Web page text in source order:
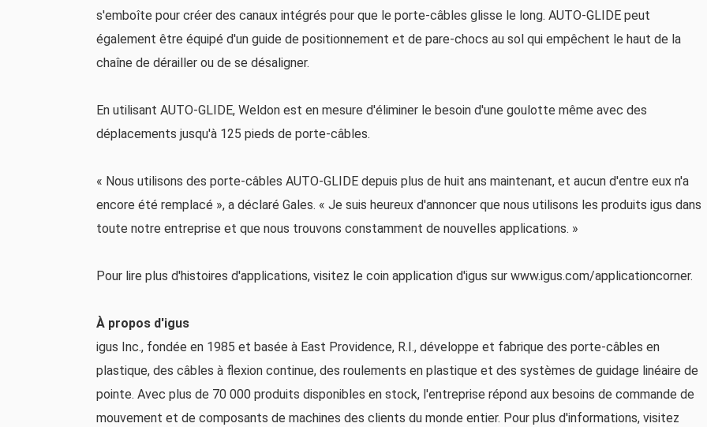
s'emboîte pour créer des canaux intégrés pour que le porte-câbles glisse le long. AUTO-GLIDE peut
également être équipé d'un guide de positionnement et de pare-chocs au sol qui empêchent le haut de la
chaîne de dérailler ou de se désaligner.
En utilisant AUTO-GLIDE, Weldon est en mesure d'éliminer le besoin d'une goulotte même avec des
déplacements jusqu'à 125 pieds de porte-câbles.
« Nous utilisons des porte-câbles AUTO-GLIDE depuis plus de huit ans maintenant, et aucun d'entre eux n'a
encore été remplacé », a déclaré Gales. « Je suis heureux d'annoncer que nous utilisons les produits igus dans
toute notre entreprise et que nous trouvons constamment de nouvelles applications. »
Pour lire plus d'histoires d'applications, visitez le coin application d'igus sur www.igus.com/applicationcorner.
À propos d'igus
igus Inc., fondée en 1985 et basée à East Providence, R.I., développe et fabrique des porte-câbles en
plastique, des câbles à flexion continue, des roulements en plastique et des systèmes de guidage linéaire de
pointe. Avec plus de 70 000 produits disponibles en stock, l'entreprise répond aux besoins de commande de
mouvement et de composants de machines des clients du monde entier. Pour plus d'informations, visitez